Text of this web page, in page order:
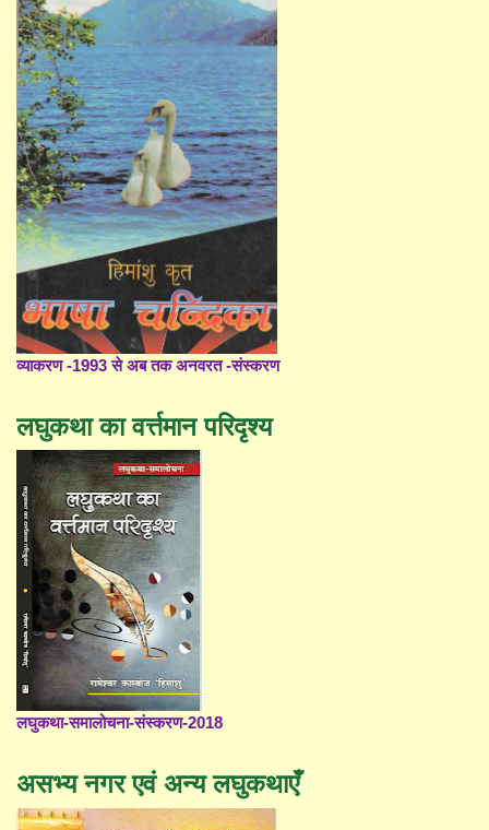
व्याकरण -1993 से अब तक अनवरत -संस्करण
लघुकथा का वर्त्तमान परिदृश्य
लघुकथा-समालोचना-संस्करण-2018
असभ्य नगर एवं अन्य लघुकथाएँ